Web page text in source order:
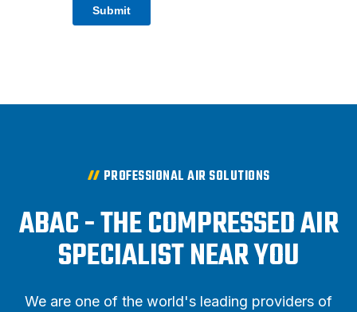
PROFESSIONAL AIR SOLUTIONS
ABAC - THE COMPRESSED AIR
SPECIALIST NEAR YOU
We are one of the world's leading providers of